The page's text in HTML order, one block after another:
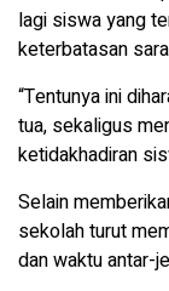
lagi siswa yang
keterbatasan
“Tentunya ini
tua, sekaligus
ketidakhadiran
Selain
sekolah turut
dan waktu antar-